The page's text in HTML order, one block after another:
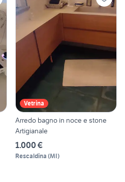
Vetrina
Arredo bagno in noce e stone
Artigianale
1.000 €
Rescaldina (MI)